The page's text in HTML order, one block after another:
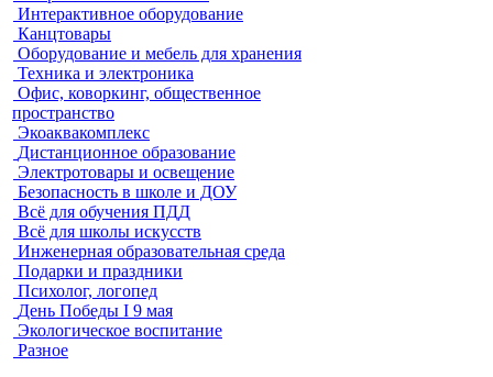
Интерактивное оборудование
Канцтовары
Оборудование и мебель для хранения
Техника и электроника
Офис, коворкинг, общественное
пространство
Экоаквакомплекс
Дистанционное образование
Электротовары и освещение
Безопасность в школе и ДОУ
Всё для обучения ПДД
Всё для школы искусств
Инженерная образовательная среда
Подарки и праздники
Психолог, логопед
День Победы I 9 мая
Экологическое воспитание
Разное